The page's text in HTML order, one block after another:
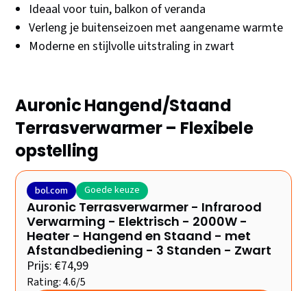
Ideaal voor tuin, balkon of veranda
Verleng je buitenseizoen met aangename warmte
Moderne en stijlvolle uitstraling in zwart
Auronic Hangend/Staand
Terrasverwarmer – Flexibele
opstelling
bol.com Goede keuze
Auronic Terrasverwarmer - Infrarood
Verwarming - Elektrisch - 2000W -
Heater - Hangend en Staand - met
Afstandbediening - 3 Standen - Zwart
Prijs: €74,99
Rating: 4.6/5